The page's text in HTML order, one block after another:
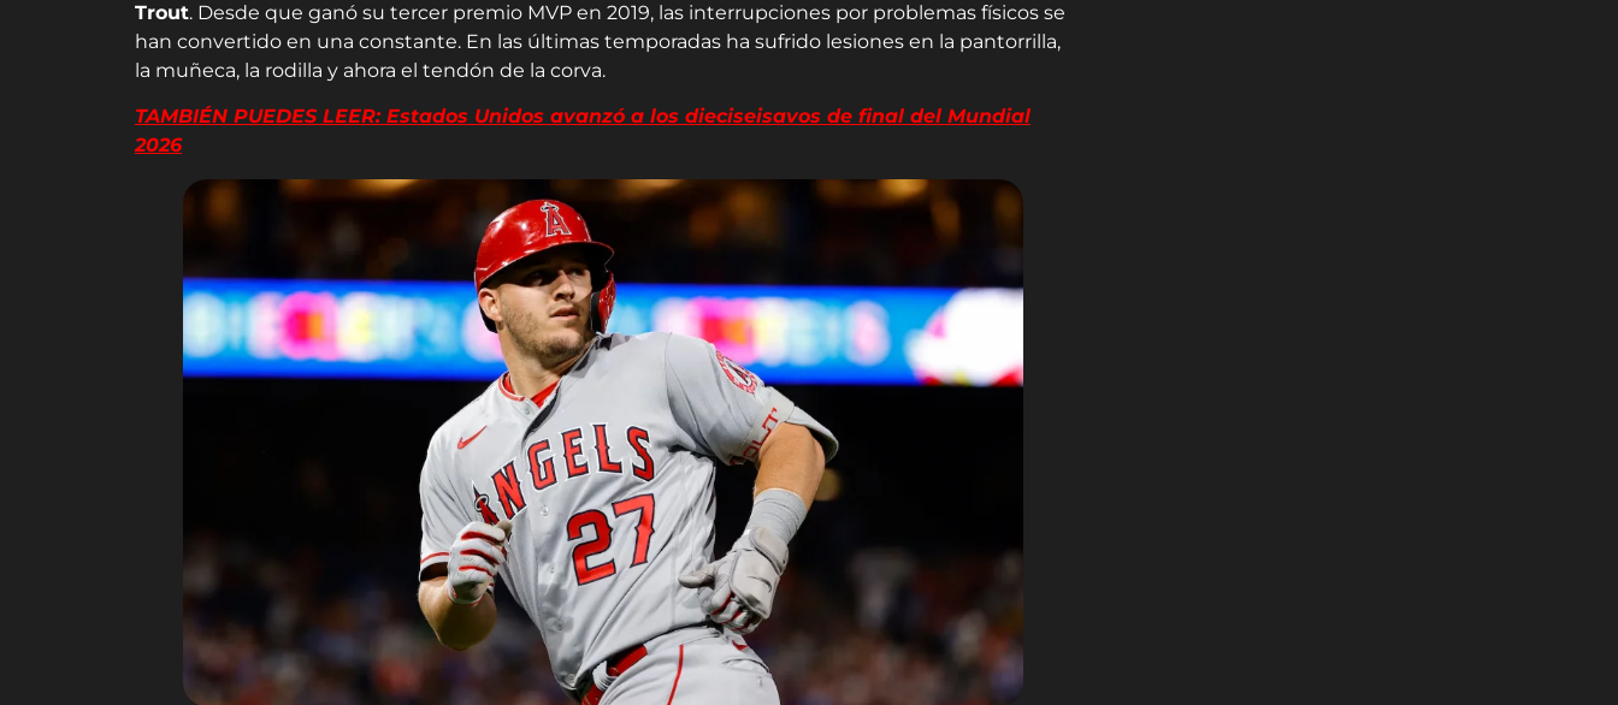
Trout. Desde que ganó su tercer premio MVP en 2019, las interrupciones por problemas físicos se
han convertido en una constante. En las últimas temporadas ha sufrido lesiones en la pantorrilla,
la muñeca, la rodilla y ahora el tendón de la corva.
TAMBIÉN PUEDES LEER: Estados Unidos avanzó a los dieciseisavos de final del Mundial
2026